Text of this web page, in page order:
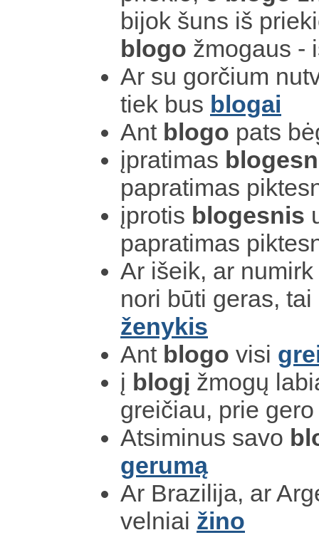
bijok šuns iš
blogo žmogaus -
Ar su gorčium
tiek bus blogai
Ant blogo pats
įpratimas
papratimas
įprotis blogesnis
papratimas
Ar išeik, ar
nori būti geras,
ženykis
Ant blogo visi
į blogį žmogų
greičiau, prie
Atsiminus savo
gerumą
Ar Brazilija, ar
velniai žino